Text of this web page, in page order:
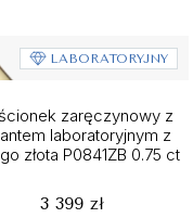
LABORATORYJNY
zaręczynowy z
laboratoryjnym z
złota P0841ZB 0.75 ct
3 399 zł